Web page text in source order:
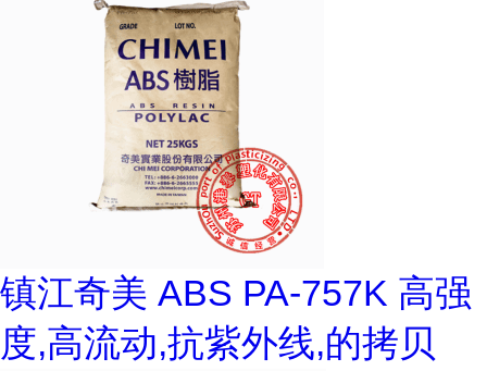
镇江奇美 ABS PA-757K 高强
度,高流动,抗紫外线,的拷贝